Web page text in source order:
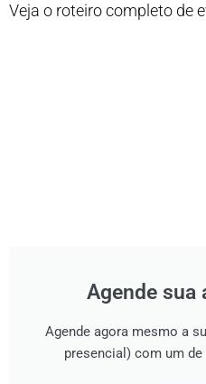
Veja o roteiro completo de
Agende sua
Agende agora mesmo a
presencial) com um